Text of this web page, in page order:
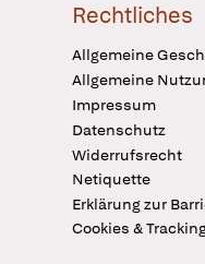
Rechtliches
Allgemeine
Allgemeine
Impressum
Datenschutz
Widerrufsrecht
Netiquette
Erklärung zur
Cookies &